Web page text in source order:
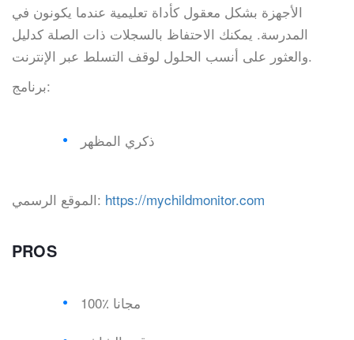
الأجهزة بشكل معقول كأداة تعليمية عندما يكونون في
المدرسة. يمكنك الاحتفاظ بالسجلات ذات الصلة كدليل
والعثور على أنسب الحلول لوقف التسلط عبر الإنترنت.
برنامج:
ذكري المظهر
الموقع الرسمي: https://mychildmonitor.com
PROS
100٪ مجانا